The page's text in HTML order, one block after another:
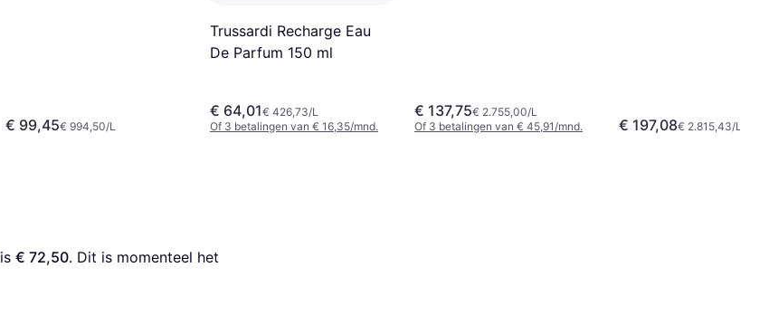
€ 99,45€ 994,50/L
Trussardi Recharge Eau
De Parfum 150 ml
€ 64,01€ 426,73/L
Of 3 betalingen van € 16,35/mnd.
€ 137,75€ 2.755,00/L
Of 3 betalingen van € 45,91/mnd.
€ 197,08€ 2.815,43/L
is € 72,50. Dit is momenteel het